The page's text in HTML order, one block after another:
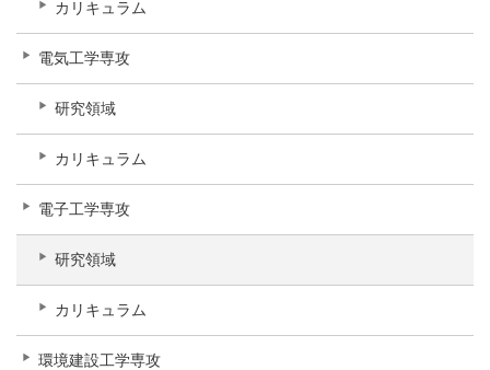
カリキュラム
電気工学専攻
研究領域
カリキュラム
電子工学専攻
研究領域
カリキュラム
環境建設工学専攻